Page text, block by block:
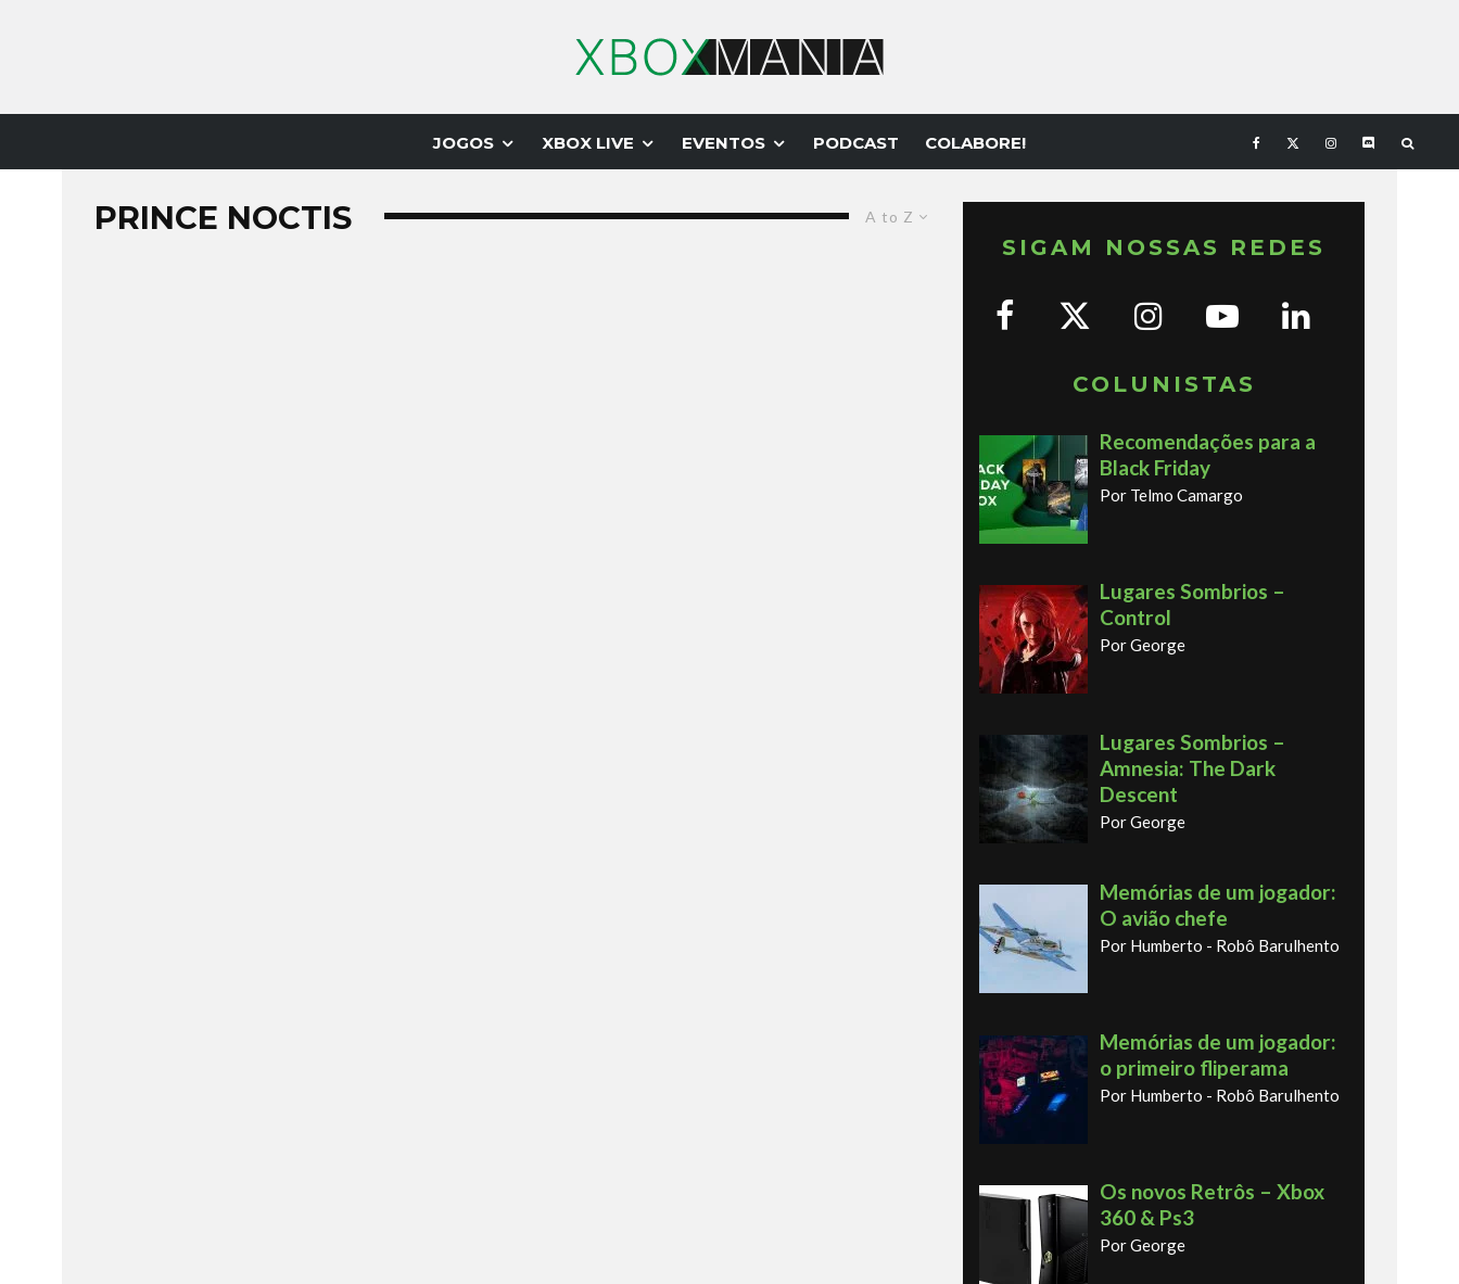
JOGOS XBOX LIVE EVENTOS PODCAST COLABORE!
A to Z
PRINCE NOCTIS
SIGAM NOSSAS REDES
COLUNISTAS
Recomendações para a
Black Friday
Por Telmo Camargo
Lugares Sombrios –
Control
Por George
Lugares Sombrios –
Amnesia: The Dark
Descent
Por George
Memórias de um jogador:
O avião chefe
Por Humberto - Robô Barulhento
Memórias de um jogador:
o primeiro fliperama
Por Humberto - Robô Barulhento
Os novos Retrôs – Xbox
360 & Ps3
Por George